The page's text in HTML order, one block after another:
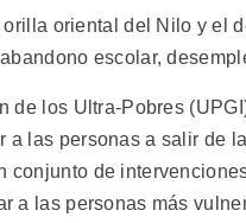
oriental del Nilo y el
escolar,
de los Ultra-Pobres
a las personas a salir de
conjunto de
a las personas más